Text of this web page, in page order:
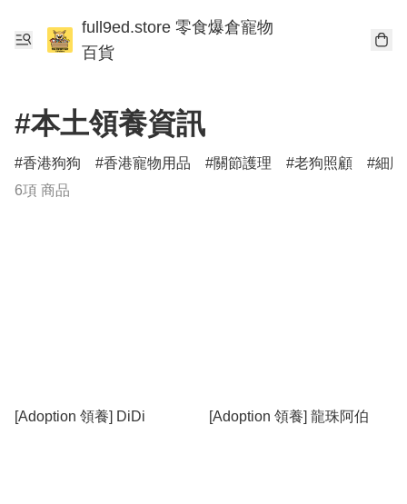
full9ed.store 零食爆倉寵物
百貨
#本土領養資訊
香港狗狗 香港寵物用品 關節護理 老狗照顧
細
6項 商品
[Adoption 領養] DiDi [Adoption 領養] 龍珠阿伯